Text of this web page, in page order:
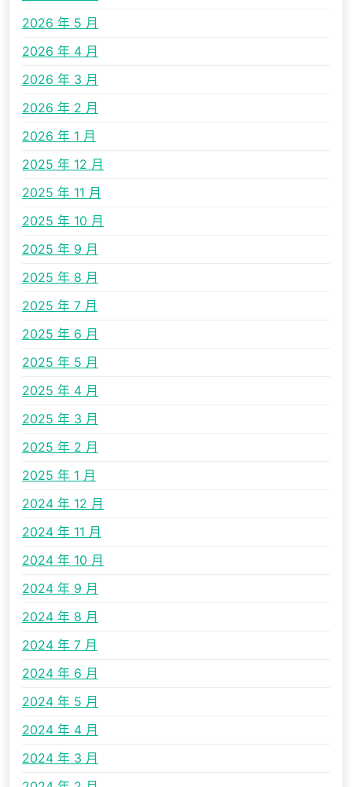
2026 年 5 月
2026 年 4 月
2026 年 3 月
2026 年 2 月
2026 年 1 月
2025 年 12 月
2025 年 11 月
2025 年 10 月
2025 年 9 月
2025 年 8 月
2025 年 7 月
2025 年 6 月
2025 年 5 月
2025 年 4 月
2025 年 3 月
2025 年 2 月
2025 年 1 月
2024 年 12 月
2024 年 11 月
2024 年 10 月
2024 年 9 月
2024 年 8 月
2024 年 7 月
2024 年 6 月
2024 年 5 月
2024 年 4 月
2024 年 3 月